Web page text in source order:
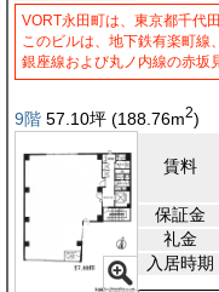
VORT永田町は、東京都千代
このビルは、地下鉄有楽町線
銀座線および丸ノ内線の赤
9階 57.10坪 (188.76m2)
賃料
保証金
礼金
入居時期